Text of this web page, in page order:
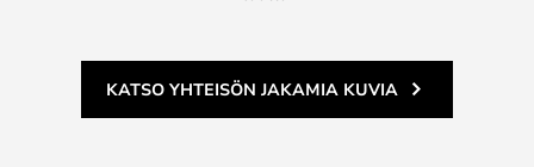
KATSO YHTEISÖN JAKAMIA KUVIA